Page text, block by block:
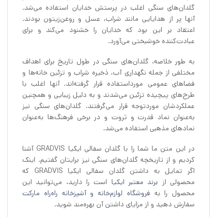
گلدان‌های سنگی اغلب در پرستش خدایان استفاده می‌شد.
آنها پر از هدایایی مانند شراب، عسل و روغن‌زیتون بودند.
اعتقاد بر این بود که خدایان را خشنود می‌کند و برای
عبادت‌کننده خوشبختی می‌آورد.
به طور خلاصه، گلدان‌های سنگی در طول تاریخ برای اهداف
مختلفی از جمله نگهداری آب، ذخیره شراب و تزئین خانه‌ها و
فضاهای عمومی مورداستفاده قرار گرفته‌اند. آنها اغلب با
طرح‌های پیچیده تزئین می‌شدند و به دلیل زیبایی و همچنین
عملکردشان موردتوجه قرار می‌گرفتند. گلدان‌های سنگی نیز
به‌عنوان نماد قدرت و ثروت و در برخی فرهنگ‌ها به‌عنوان
نمادهای مذهبی استفاده می‌شد.
در این متن ما شما را با گلدان سفالی ایکیا GRADVIS آشنا
کردیم و از تاریخچه گلدان‌های سنگی نیز برایتان گفتیم. اینک
اگر تمایل به داشتن گلدان سفالی ایکیا GRADVIS که
محصولی از برند معتبر ایکیا است را دارید، می‌توانید این
محصول را به فروشگاه لوازم‌خانه و آشپزخانه راه‌راه مارکت
سفارش دهید و از مزایای داشتن آن بهره‌مند شوید.